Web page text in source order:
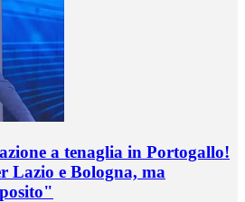
a tenaglia in Portogallo!
Lazio e Bologna, ma